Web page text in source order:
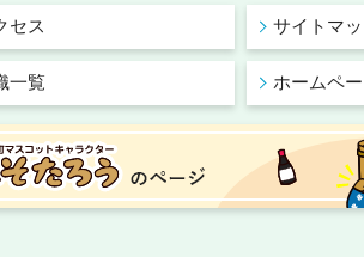
セス サイトマ
一覧 ホームペ